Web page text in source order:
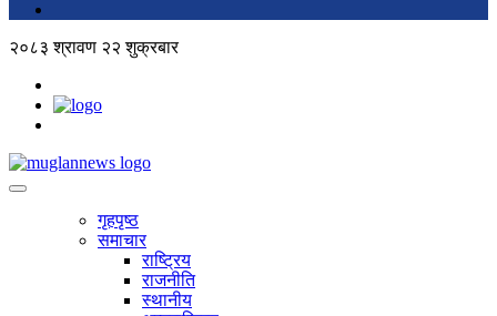
२०८३ श्रावण २२ शुक्रबार
गृहपृष्ठ
समाचार
राष्ट्रिय
राजनीति
स्थानीय